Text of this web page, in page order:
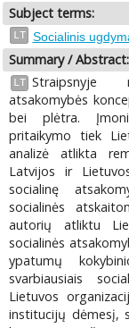
Subject terms:
LT Socialinis
Summary / Abstract:
LT Straipsnyje
atsakomybės
bei plėtra.
pritaikymo tiek
analizė atlikta
Latvijos ir
socialinę
socialinės
autorių atliktu
socialinės
ypatumų
svarbiausiais
Lietuvos
institucijų dėmesį,